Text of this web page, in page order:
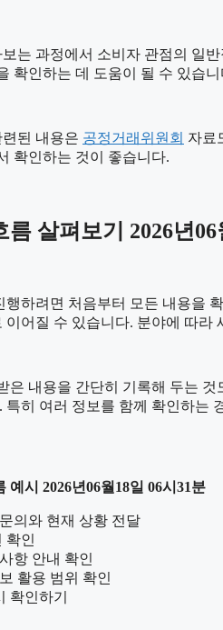
는 과정에서 소비자 관점의 일
확인하는 데 도움이 될 수 있습
된 내용은 공정거래위원회 자료
확인하는 것이 좋습니다.
살펴보기 2026년06
하려면 처음부터 모든 내용을
이어질 수 있습니다. 분야에 따
은 내용을 간단히 기록해 두는
특히 여러 정보를 함께 확인하는
시 2026년06월18일 06시31분
의와 현재 상황 전달
확인
항 안내 확인
활용 범위 확인
확인하기